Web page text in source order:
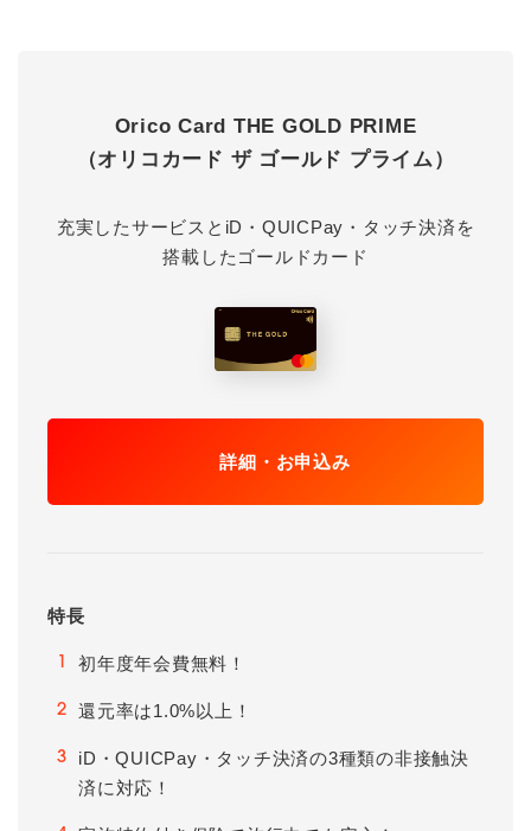
Orico Card THE GOLD PRIME
（オリコカード ザ ゴールド プライム）
充実したサービスとiD・QUICPay・タッチ決済を
搭載したゴールドカード
詳細・お申込み
特長
1 初年度年会費無料！
2 還元率は1.0%以上！
3
iD・QUICPay・タッチ決済の3種類の非接触決
済に対応！